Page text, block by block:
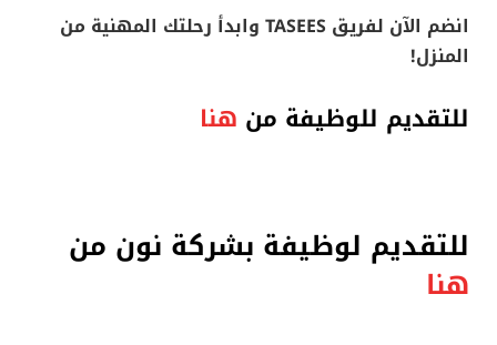
انضم الآن لفريق TASEES وابدأ رحلتك المهنية من
المنزل!
للتقديم للوظيفة من هنا
للتقديم لوظيفة بشركة نون من
هنا